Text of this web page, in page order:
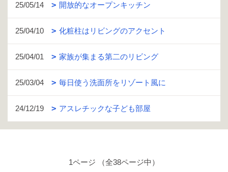
25/05/14 開放的なオープンキッチン
25/04/10 化粧柱はリビングのアクセント
25/04/01 家族が集まる第二のリビング
25/03/04 毎日使う洗面所をリゾート風に
24/12/19 アスレチックな子ども部屋
1ページ （全38ページ中）